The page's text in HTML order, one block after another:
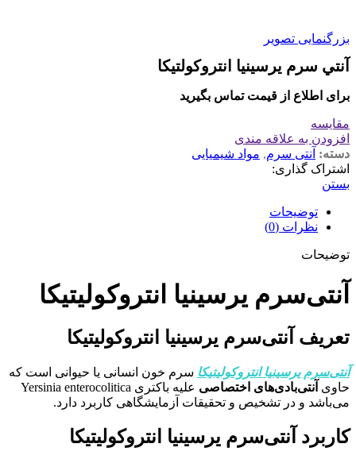
بزرگنمایی تصویر
آنتي سرم يرسينيا انتروكولتيكا
برای اطلاع از قیمت تماس بگیرید
مقایسه
افزودن به علاقه مندی
دسته: آنتی سرم, مواد شیمیایی
اشتراک گذاری:
بستن
توضیحات
نظرات (0)
توضیحات
آنتی‌سرم یرسینیا انتروکولیتیکا
تعریف آنتی‌سرم یرسینیا انتروکولیتیکا
آنتی‌سرم یرسینیا انتروکولیتیکا سرم خون انسانی یا حیوانی است که
حاوی آنتی‌بادی‌های اختصاصی
علیه باکتری Yersinia enterocolitica
می‌باشد و در تشخیص و تحقیقات آزمایشگاهی کاربرد دارد.
کاربرد آنتی‌سرم یرسینیا انتروکولیتیکا